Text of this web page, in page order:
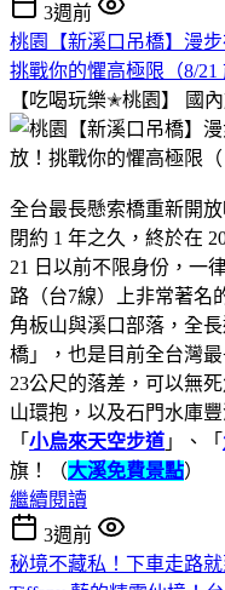
3週前
桃園【新溪口吊橋】漫
挑戰你的懼高極限（8/21
【吃喝玩樂✭桃園】
國
全台最長懸索橋重新開
閉約 1 年之久，終於在
21 日以前不限身份，一
路（台7線）上非常著名
角板山與溪口部落，全
橋」，也是目前全台灣
23公尺的落差，可以無
山環抱，以及石門水庫
「 小烏來天空步道 」、「
旗！（大溪免費景點）
繼續閱讀
3週前
秘境不藏私！下車走路